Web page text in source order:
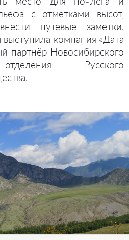
с отметками высот,
путевые заметки.
выступила компания «Дата
партнёр Новосибирского
Русского